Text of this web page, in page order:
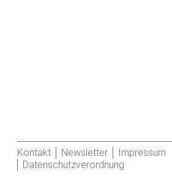
Kontakt Newsletter
Impressum
Datenschutzverordnung